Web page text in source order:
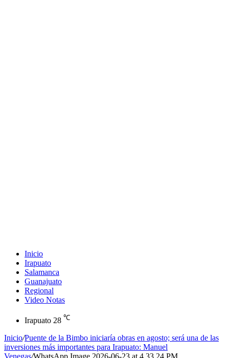
Inicio
Irapuato
Salamanca
Guanajuato
Regional
Video Notas
Irapuato 28 ℃
Inicio/Puente de la Bimbo iniciaría obras en agosto; será una de las
inversiones más importantes para Irapuato: Manuel